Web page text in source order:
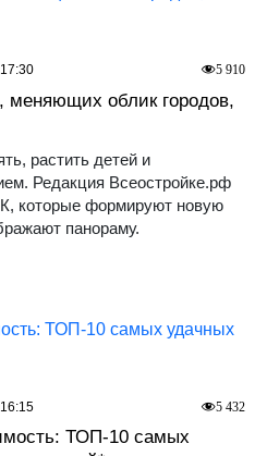
меняющих облик городов,
растить детей и
Редакция Всеостройке.рф
которые формируют новую
панораму.
5 910
ТОП-10 самых
5 432